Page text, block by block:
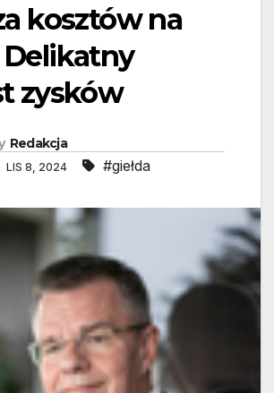
kosztów na
Delikatny
zysków
Redakcja
LIS 8, 2024 #giełda